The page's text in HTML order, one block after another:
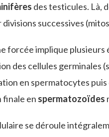
des testicules. Là,
successives
forcée implique plusieurs
des cellules germinales
en spermatocytes puis
en spermatozoïdes
se déroule